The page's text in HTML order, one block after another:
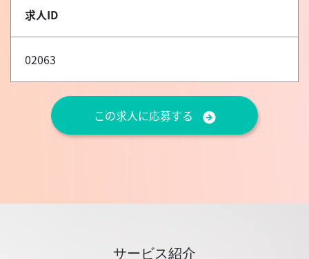
求人ID
02063
この求人に応募する
サービス紹介